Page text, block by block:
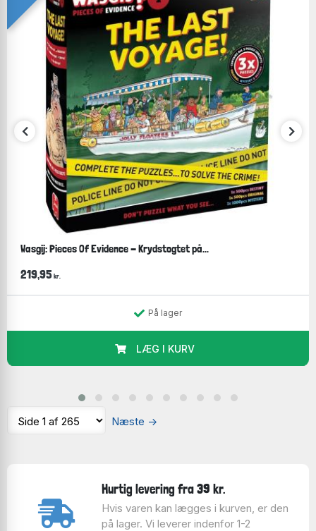
For børn er der rigtig meget læring i at overskue et
motiv og finde den brik, der passer netop ét sted. For
de allermindste er øvelsen at få fat i knopperne på
brikkerne og få dem lagt i de rigtige huller en meget
lærerig og vigtig del af barnets udvikling.
Jeg lægger ofte selv puslespil. Her et 3D-puslespil
sammen med min søn.
ud på billedet!
Wasgij: Pieces Of Evidence - Krydstogtet på...
219,95 kr.
På lager
LÆG I KURV
Næste →
Hurtig levering fra 39 kr.
Hvis varen kan lægges i kurven, er den
på lager. Vi leverer indenfor 1-2